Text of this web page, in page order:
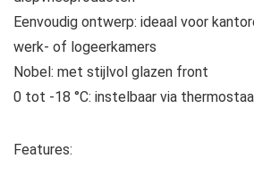
Eenvoudig ontwerp: ideaal voor
werk- of logeerkamers
Nobel: met stijlvol glazen front
0 tot -18 °C: instelbaar via
Features: